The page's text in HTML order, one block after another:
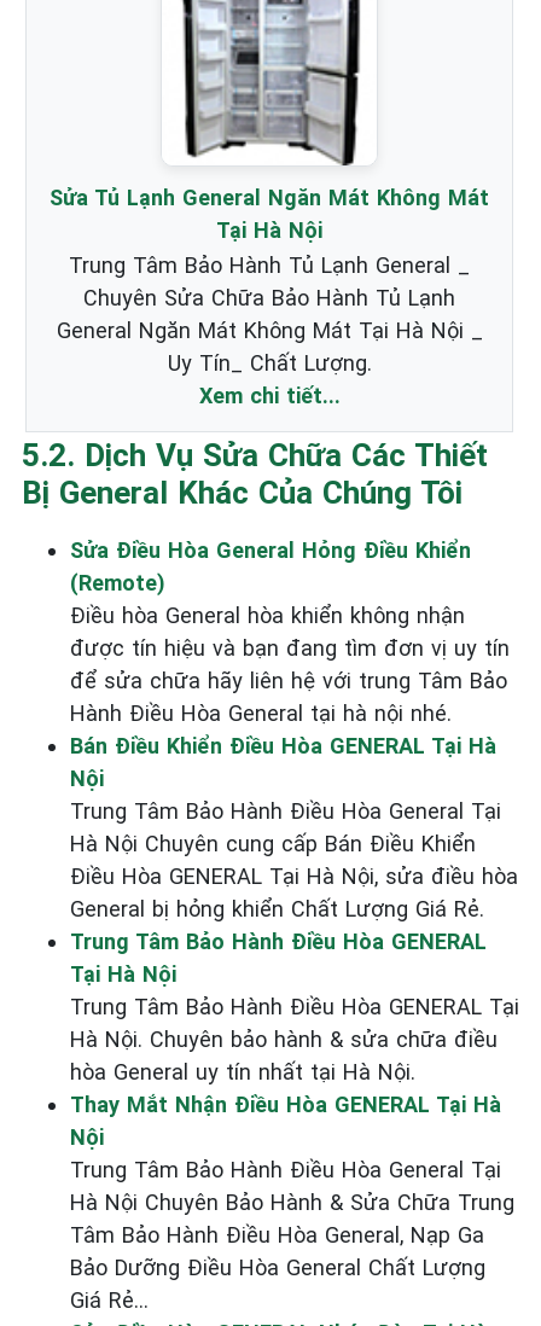
Sửa Tủ Lạnh General Ngăn Mát Không Mát
Tại Hà Nội
Trung Tâm Bảo Hành Tủ Lạnh General _
Chuyên Sửa Chữa Bảo Hành Tủ Lạnh
General Ngăn Mát Không Mát Tại Hà Nội _
Uy Tín_ Chất Lượng.
Xem chi tiết...
5.2. Dịch Vụ Sửa Chữa Các Thiết
Bị General Khác Của Chúng Tôi
Sửa Điều Hòa General Hỏng Điều Khiển
(Remote)
Điều hòa General hòa khiển không nhận
được tín hiệu và bạn đang tìm đơn vị uy tín
để sửa chữa hãy liên hệ với trung Tâm Bảo
Hành Điều Hòa General tại hà nội nhé.
Bán Điều Khiển Điều Hòa GENERAL Tại Hà
Nội
Trung Tâm Bảo Hành Điều Hòa General Tại
Hà Nội Chuyên cung cấp Bán Điều Khiển
Điều Hòa GENERAL Tại Hà Nội, sửa điều hòa
General bị hỏng khiển Chất Lượng Giá Rẻ.
Trung Tâm Bảo Hành Điều Hòa GENERAL
Tại Hà Nội
Trung Tâm Bảo Hành Điều Hòa GENERAL Tại
Hà Nội. Chuyên bảo hành & sửa chữa điều
hòa General uy tín nhất tại Hà Nội.
Thay Mắt Nhận Điều Hòa GENERAL Tại Hà
Nội
Trung Tâm Bảo Hành Điều Hòa General Tại
Hà Nội Chuyên Bảo Hành & Sửa Chữa Trung
Tâm Bảo Hành Điều Hòa General, Nạp Ga
Bảo Dưỡng Điều Hòa General Chất Lượng
Giá Rẻ...